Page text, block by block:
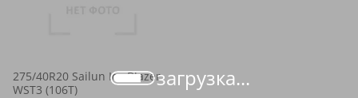
загрузка...
275/40R20 Sailun Ice Blazer
WST3 (106T)